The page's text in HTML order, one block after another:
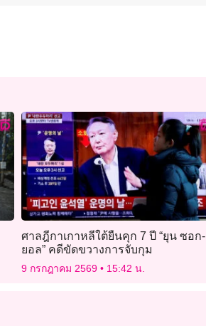
ศาลฎีกาเกาหลีใต้ยืนคุก 7 ปี “ยุน ซอก-
ยอล” คดีขัดขวางการจับกุม
9 กรกฎาคม 2569 15:42 น.